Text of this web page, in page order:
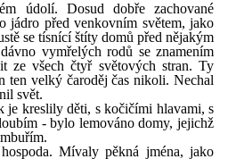
údolí. Dosud dobře zachované
jádro před venkovním světem, jako
se tísnící štíty domů před nějakým
vymřelých rodů se znamením
ze všech čtyř světových stran. Ty
ten velký čaroděj čas nikoli. Nechal
svět.
je kreslily děti, s kočičími hlavami, s
- bylo lemováno domy, jejichž
Mívaly pěkná jména, jako